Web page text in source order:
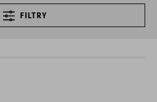
FILTRY